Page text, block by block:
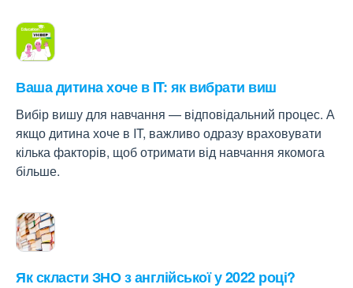
Ваша дитина хоче в IT: як вибрати виш
Вибір вишу для навчання — відповідальний процес. А
якщо дитина хоче в IT, важливо одразу враховувати
кілька факторів, щоб отримати від навчання якомога
більше.
Як скласти ЗНО з англійської у 2022 році?